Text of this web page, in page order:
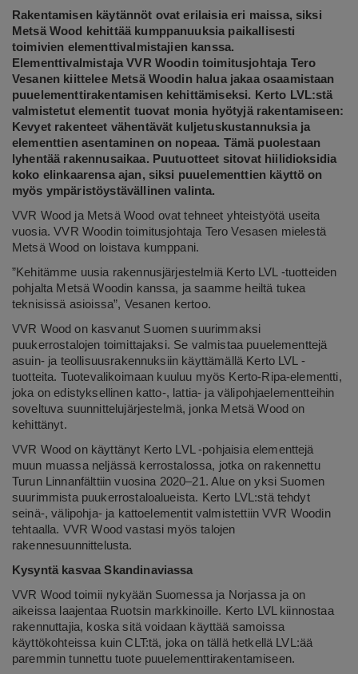
Rakentamisen käytännöt ovat erilaisia eri maissa, siksi
Metsä Wood kehittää kumppanuuksia paikallisesti
toimivien elementtivalmistajien kanssa.
Elementtivalmistaja VVR Woodin toimitusjohtaja Tero
Vesanen kiittelee Metsä Woodin halua jakaa osaamistaan
puuelementtirakentamisen kehittämiseksi. Kerto LVL:stä
valmistetut elementit tuovat monia hyötyjä rakentamiseen:
Kevyet rakenteet vähentävät kuljetuskustannuksia ja
elementtien asentaminen on nopeaa. Tämä puolestaan
lyhentää rakennusaikaa. Puutuotteet sitovat hiilidioksidia
koko elinkaarensa ajan, siksi puuelementtien käyttö on
myös ympäristöystävällinen valinta.
VVR Wood ja Metsä Wood ovat tehneet yhteistyötä useita
vuosia. VVR Woodin toimitusjohtaja Tero Vesasen mielestä
Metsä Wood on loistava kumppani.
”Kehitämme uusia rakennusjärjestelmiä Kerto LVL -tuotteiden
pohjalta Metsä Woodin kanssa, ja saamme heiltä tukea
teknisissä asioissa”, Vesanen kertoo.
VVR Wood on kasvanut Suomen suurimmaksi
puukerrostalojen toimittajaksi. Se valmistaa puuelementtejä
asuin- ja teollisuusrakennuksiin käyttämällä Kerto LVL -
tuotteita. Tuotevalikoimaan kuuluu myös Kerto-Ripa-elementti,
joka on edistyksellinen katto-, lattia- ja välipohjaelementteihin
soveltuva suunnittelujärjestelmä, jonka Metsä Wood on
kehittänyt.
VVR Wood on käyttänyt Kerto LVL -pohjaisia elementtejä
muun muassa neljässä kerrostalossa, jotka on rakennettu
Turun Linnanfälttiin vuosina 2020–21. Alue on yksi Suomen
suurimmista puukerrostaloalueista. Kerto LVL:stä tehdyt
seinä-, välipohja- ja kattoelementit valmistettiin VVR Woodin
tehtaalla. VVR Wood vastasi myös talojen
rakennesuunnittelusta.
Kysyntä kasvaa Skandinaviassa
VVR Wood toimii nykyään Suomessa ja Norjassa ja on
aikeissa laajentaa Ruotsin markkinoille. Kerto LVL kiinnostaa
rakennuttajia, koska sitä voidaan käyttää samoissa
käyttökohteissa kuin CLT:tä, joka on tällä hetkellä LVL:ää
paremmin tunnettu tuote puuelementtirakentamiseen.